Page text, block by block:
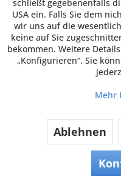
Zum
Bestell-Nr.: P74870 |
800 Stück
schließt gegebenenfalls
USA ein. Falls Sie dem
wir uns auf die
keine auf Sie
bekommen. Weitere
„Konfigurieren“. Sie
Mehr
Ablehnen